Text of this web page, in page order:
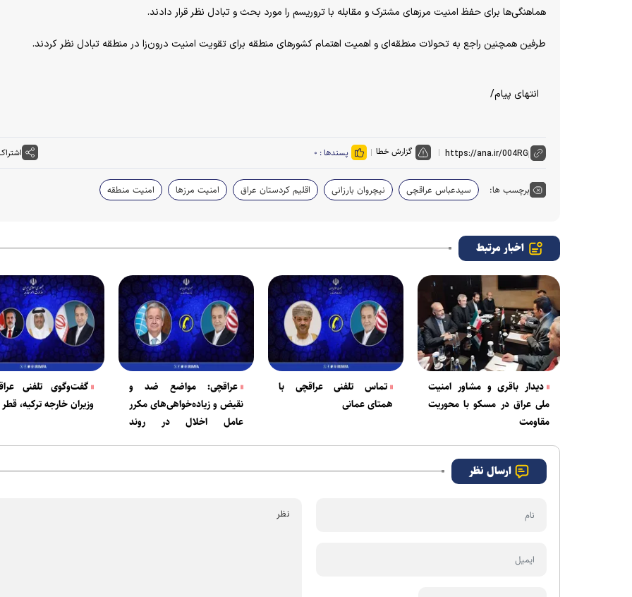
هماهنگی‌ها برای حفظ امنیت مرز‌های مشترک و مقابله با تروریسم را مورد بحث و تبادل نظر قرار دادند.
طرفین همچنین راجع به تحولات منطقه‌ای و اهمیت اهتمام کشور‌های منطقه برای تقویت امنیت درون‌زا در منطقه تبادل نظر کردند.
انتهای پیام/
گزارش خطا پسندها : ۰
برچسب ها: سیدعباس عراقچی نیچروان بارزانی اقلیم کردستان عراق امنیت مرزها امنیت منطقه
اخبار مرتبط
دیدار باقری و مشاور امنیت
ملی عراق در مسکو با محوریت
مقاومت
تماس تلفنی عراقچی با
همتای عمانی
عراقچی: مواضع ضد و
نقیض و زیاده‌خواهی‌های مکرر
عامل اخلال در روند
گفت‌وگوی تلفنی
وزیران خارجه ترکیه،
ارسال نظر